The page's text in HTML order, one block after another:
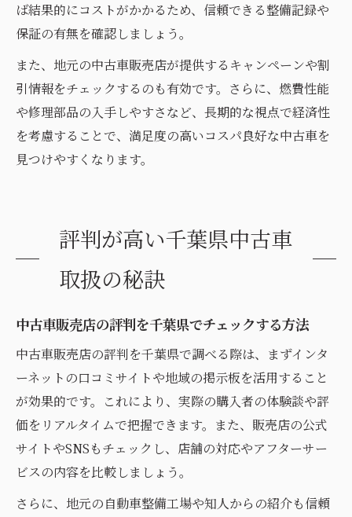
ば結果的にコストがかかるため、信頼できる整備記録や
保証の有無を確認しましょう。
また、地元の中古車販売店が提供するキャンペーンや割
引情報をチェックするのも有効です。さらに、燃費性能
や修理部品の入手しやすさなど、長期的な視点で経済性
を考慮することで、満足度の高いコスパ良好な中古車を
見つけやすくなります。
評判が高い千葉県中古車
取扱の秘訣
中古車販売店の評判を千葉県でチェックする方法
中古車販売店の評判を千葉県で調べる際は、まずインタ
ーネットの口コミサイトや地域の掲示板を活用すること
が効果的です。これにより、実際の購入者の体験談や評
価をリアルタイムで把握できます。また、販売店の公式
サイトやSNSもチェックし、店舗の対応やアフターサー
ビスの内容を比較しましょう。
さらに、地元の自動車整備工場や知人からの紹介も信頼